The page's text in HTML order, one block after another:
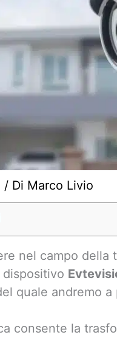
/ Di Marco Livio
nel campo della
quale andremo
consente la